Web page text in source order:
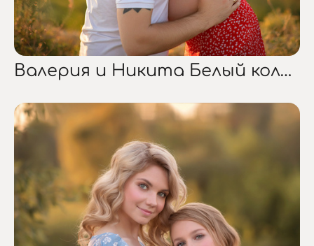
Валерия и Никита Белый колодец